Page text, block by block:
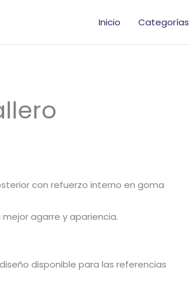
Inicio Categorías
con refuerzo interno en goma
agarre y apariencia.
disponible para las referencias